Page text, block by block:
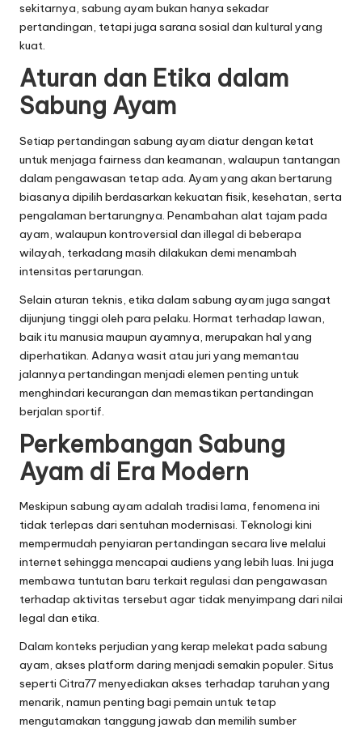
sekitarnya, sabung ayam bukan hanya sekadar
pertandingan, tetapi juga sarana sosial dan kultural yang
kuat.
Aturan dan Etika dalam
Sabung Ayam
Setiap pertandingan sabung ayam diatur dengan ketat
untuk menjaga fairness dan keamanan, walaupun tantangan
dalam pengawasan tetap ada. Ayam yang akan bertarung
biasanya dipilih berdasarkan kekuatan fisik, kesehatan, serta
pengalaman bertarungnya. Penambahan alat tajam pada
ayam, walaupun kontroversial dan illegal di beberapa
wilayah, terkadang masih dilakukan demi menambah
intensitas pertarungan.
Selain aturan teknis, etika dalam sabung ayam juga sangat
dijunjung tinggi oleh para pelaku. Hormat terhadap lawan,
baik itu manusia maupun ayamnya, merupakan hal yang
diperhatikan. Adanya wasit atau juri yang memantau
jalannya pertandingan menjadi elemen penting untuk
menghindari kecurangan dan memastikan pertandingan
berjalan sportif.
Perkembangan Sabung
Ayam di Era Modern
Meskipun sabung ayam adalah tradisi lama, fenomena ini
tidak terlepas dari sentuhan modernisasi. Teknologi kini
mempermudah penyiaran pertandingan secara live melalui
internet sehingga mencapai audiens yang lebih luas. Ini juga
membawa tuntutan baru terkait regulasi dan pengawasan
terhadap aktivitas tersebut agar tidak menyimpang dari nilai
legal dan etika.
Dalam konteks perjudian yang kerap melekat pada sabung
ayam, akses platform daring menjadi semakin populer. Situs
seperti Citra77menyediakan akses terhadap taruhan yang
menarik, namun penting bagi pemain untuk tetap
mengutamakan tanggung jawab dan memilih sumber